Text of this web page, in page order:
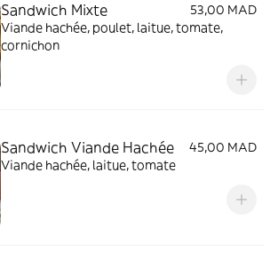
Sandwich Mixte
53,00 MAD
Viande hachée, poulet, laitue, tomate,
cornichon
Sandwich Viande Hachée
45,00 MAD
Viande hachée, laitue, tomate